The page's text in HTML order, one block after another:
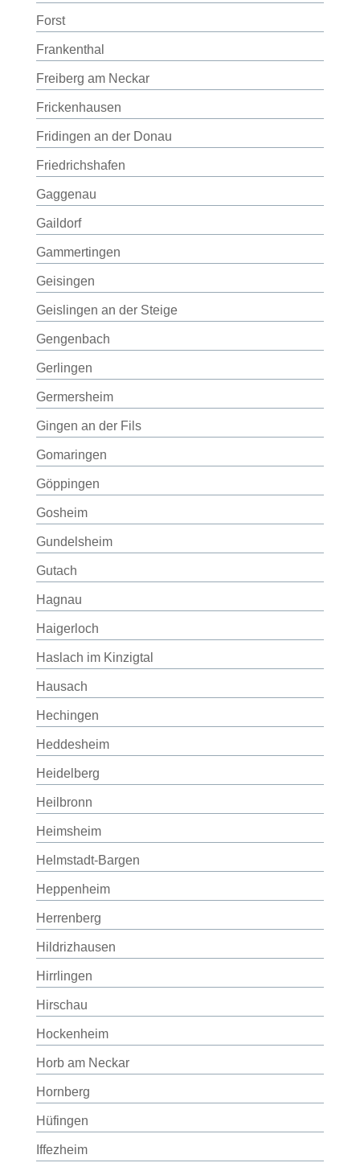
Forst
Frankenthal
Freiberg am Neckar
Frickenhausen
Fridingen an der Donau
Friedrichshafen
Gaggenau
Gaildorf
Gammertingen
Geisingen
Geislingen an der Steige
Gengenbach
Gerlingen
Germersheim
Gingen an der Fils
Gomaringen
Göppingen
Gosheim
Gundelsheim
Gutach
Hagnau
Haigerloch
Haslach im Kinzigtal
Hausach
Hechingen
Heddesheim
Heidelberg
Heilbronn
Heimsheim
Helmstadt-Bargen
Heppenheim
Herrenberg
Hildrizhausen
Hirrlingen
Hirschau
Hockenheim
Horb am Neckar
Hornberg
Hüfingen
Iffezheim